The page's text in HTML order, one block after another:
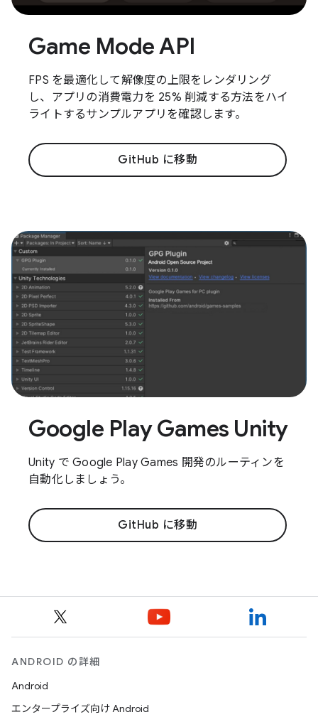
Game Mode API
FPS を最適化して解像度の上限をレンダリング
し、アプリの消費電力を 25% 削減する方法をハイ
ライトするサンプルアプリを確認します。
GitHub に移動
Google Play Games Unity
Unity で Google Play Games 開発のルーティンを
自動化しましょう。
GitHub に移動
ANDROID の詳細
Android
エンタープライズ向け Android